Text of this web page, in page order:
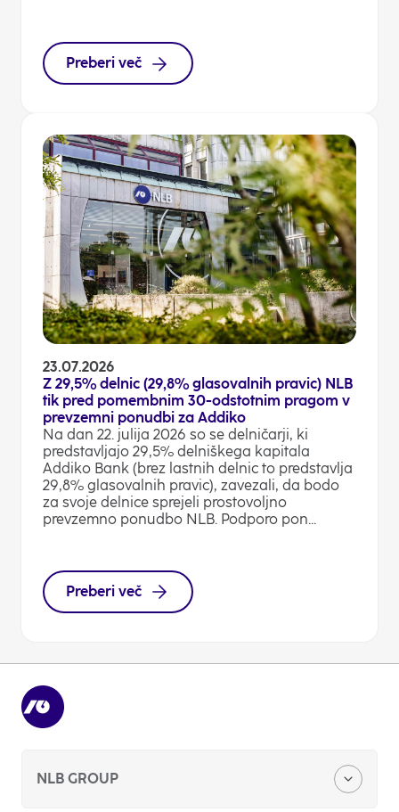
Preberi več
23.07.2026
Z 29,5% delnic (29,8% glasovalnih pravic) NLB
tik pred pomembnim 30-odstotnim pragom v
prevzemni ponudbi za Addiko
Na dan 22. julija 2026 so se delničarji, ki
predstavljajo 29,5% delniškega kapitala
Addiko Bank (brez lastnih delnic to predstavlja
29,8% glasovalnih pravic), zavezali, da bodo
za svoje delnice sprejeli prostovoljno
prevzemno ponudbo NLB. Podporo pon...
Preberi več
NLB GROUP